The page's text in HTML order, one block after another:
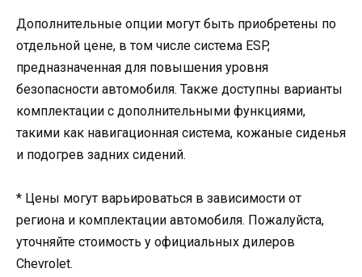
Дополнительные опции могут быть приобретены по
отдельной цене, в том числе система ESP,
предназначенная для повышения уровня
безопасности автомобиля. Также доступны варианты
комплектации с дополнительными функциями,
такими как навигационная система, кожаные сиденья
и подогрев задних сидений.
* Цены могут варьироваться в зависимости от
региона и комплектации автомобиля. Пожалуйста,
уточняйте стоимость у официальных дилеров
Chevrolet.